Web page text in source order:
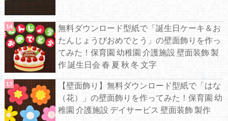
無料ダウンロード型紙で「誕生日ケーキ＆お
たんじょうびおめでとう」の壁面飾りを作っ
てみた！保育園 幼稚園 介護施設 壁面装飾 製
作 誕生日会 春 夏 秋 冬 文字
【壁面飾り】無料ダウンロード型紙で「はな
（花）」の壁面飾りを作ってみた！保育園 幼
稚園 介護施設 デイサービス 壁面装飾 製作